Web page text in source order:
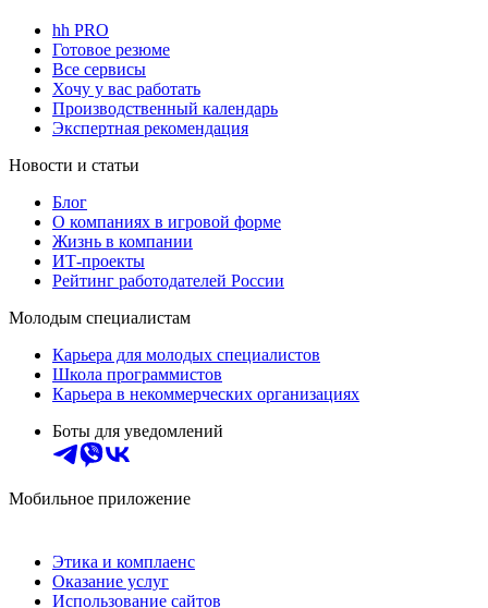
hh PRO
Готовое резюме
Все сервисы
Хочу у вас работать
Производственный календарь
Экспертная рекомендация
Новости и статьи
Блог
О компаниях в игровой форме
Жизнь в компании
ИТ-проекты
Рейтинг работодателей России
Молодым специалистам
Карьера для молодых специалистов
Школа программистов
Карьера в некоммерческих организациях
Боты для уведомлений
Мобильное приложение
Этика и комплаенс
Оказание услуг
Использование сайтов